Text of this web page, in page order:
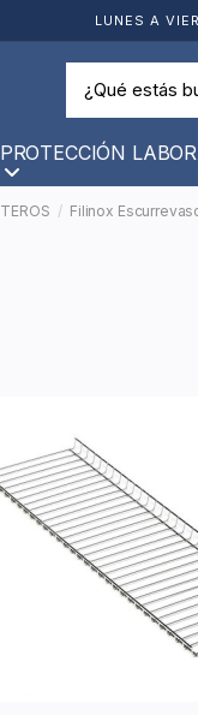
LUNES A
PROTECCIÓN
Filinox